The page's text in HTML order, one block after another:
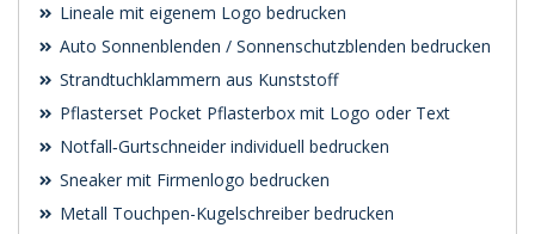
Lineale mit eigenem Logo bedrucken
Auto Sonnenblenden / Sonnenschutzblenden bedrucken
Strandtuchklammern aus Kunststoff
Pflasterset Pocket Pflasterbox mit Logo oder Text
Notfall‑Gurtschneider individuell bedrucken
Sneaker mit Firmenlogo bedrucken
Metall Touchpen-Kugelschreiber bedrucken